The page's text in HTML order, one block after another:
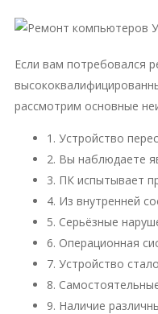
Если вам потребовался
рассмотрим основные
1. Устройство
2. Вы наблюдаете
3. ПК испытывает
4. Из внутренней
5. Серьёзные
6. Операционная
7. Устройство
8.
9. Наличие